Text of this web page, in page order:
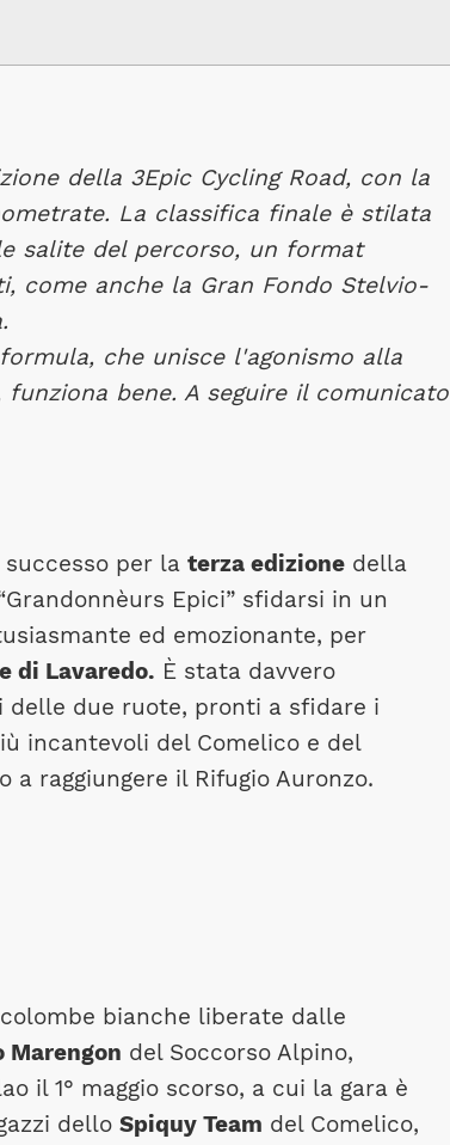
della 3Epic Cycling Road, con la
La classifica finale è stilata
salite del percorso, un format
come anche la Gran Fondo Stelvio-
che unisce l'agonismo alla
bene. A seguire il comunicato
per la terza edizione della
Epici” sfidarsi in un
ed emozionante, per
di Lavaredo. È stata davvero
delle due ruote, pronti a sfidare i
incantevoli del Comelico e del
a raggiungere il Rifugio Auronzo.
bianche liberate dalle
Marengon del Soccorso Alpino,
il 1° maggio scorso, a cui la gara è
dello Spiquy Team del Comelico,